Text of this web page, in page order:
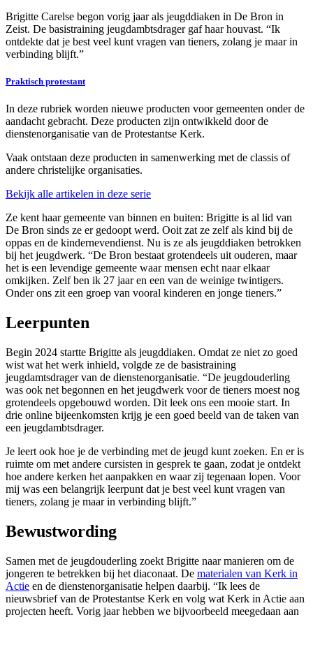
Brigitte Carelse begon vorig jaar als jeugddiaken in De Bron in
Zeist. De basistraining jeugdambtsdrager gaf haar houvast. “Ik
ontdekte dat je best veel kunt vragen van tieners, zolang je maar in
verbinding blijft.”
Praktisch protestant
In deze rubriek worden nieuwe producten voor gemeenten onder de
aandacht gebracht. Deze producten zijn ontwikkeld door de
dienstenorganisatie van de Protestantse Kerk.
Vaak ontstaan deze producten in samenwerking met de classis of
andere christelijke organisaties.
Bekijk alle artikelen in deze serie
Ze kent haar gemeente van binnen en buiten: Brigitte is al lid van
De Bron sinds ze er gedoopt werd. Ooit zat ze zelf als kind bij de
oppas en de kindernevendienst. Nu is ze als jeugddiaken betrokken
bij het jeugdwerk. “De Bron bestaat grotendeels uit ouderen, maar
het is een levendige gemeente waar mensen echt naar elkaar
omkijken. Zelf ben ik 27 jaar en een van de weinige twintigers.
Onder ons zit een groep van vooral kinderen en jonge tieners.”
Leerpunten
Begin 2024 startte Brigitte als jeugddiaken. Omdat ze niet zo goed
wist wat het werk inhield, volgde ze de basistraining
jeugdamtsdrager van de dienstenorganisatie. “De jeugdouderling
was ook net begonnen en het jeugdwerk voor de tieners moest nog
grotendeels opgebouwd worden. Dit leek ons een mooie start. In
drie online bijeenkomsten krijg je een goed beeld van de taken van
een jeugdambtsdrager.
Je leert ook hoe je de verbinding met de jeugd kunt zoeken. En er is
ruimte om met andere cursisten in gesprek te gaan, zodat je ontdekt
hoe andere kerken het aanpakken en waar zij tegenaan lopen. Voor
mij was een belangrijk leerpunt dat je best veel kunt vragen van
tieners, zolang je maar in verbinding blijft.”
Bewustwording
Samen met de jeugdouderling zoekt Brigitte naar manieren om de
jongeren te betrekken bij het diaconaat. De materialen van Kerk in
Actie en de dienstenorganisatie helpen daarbij. “Ik lees de
nieuwsbrief van de Protestantse Kerk en volg wat Kerk in Actie aan
projecten heeft. Vorig jaar hebben we bijvoorbeeld meegedaan aan